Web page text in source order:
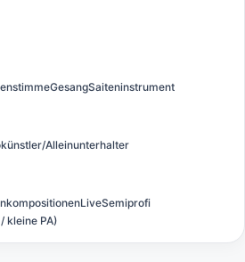
GesangSaiteninstrument
Alleinunterhalter
LiveSemiprofi
kleine PA)